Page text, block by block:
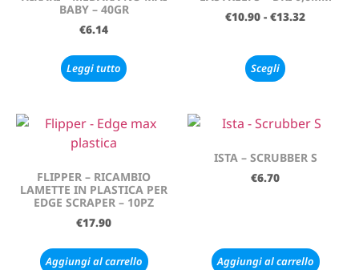
BABY – 40GR
€6.14
Leggi tutto
€10.90 - €13.32
Scegli
FLIPPER – RICAMBIO
LAMETTE IN PLASTICA PER
EDGE SCRAPER – 10PZ
€17.90
Aggiungi al carrello
ISTA – SCRUBBER S
€6.70
Aggiungi al carrello